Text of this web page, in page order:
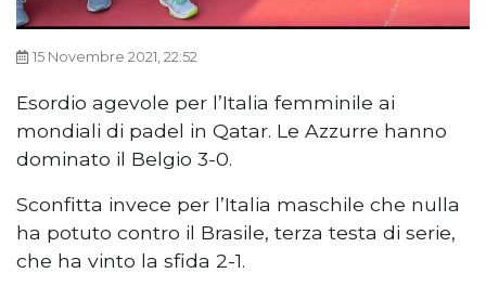
15 Novembre 2021, 22:52
Esordio agevole per l’Italia femminile ai
mondiali di padel in Qatar. Le Azzurre hanno
dominato il Belgio 3-0.
Sconfitta invece per l’Italia maschile che nulla
ha potuto contro il Brasile, terza testa di serie,
che ha vinto la sfida 2-1.